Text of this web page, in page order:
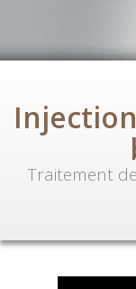
Traitement